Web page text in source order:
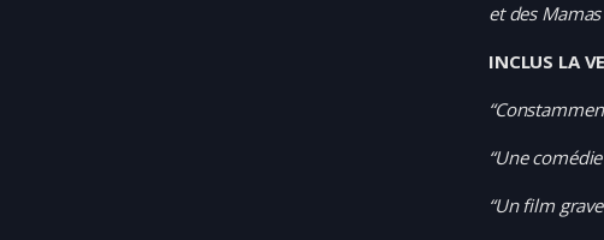
et des
INCLUS LA
“Une
“Un film